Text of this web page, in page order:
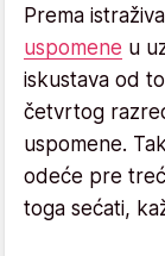
Prema
uspomene u
iskustava od
četvrtog
uspomene.
odeće pre
toga sećati,